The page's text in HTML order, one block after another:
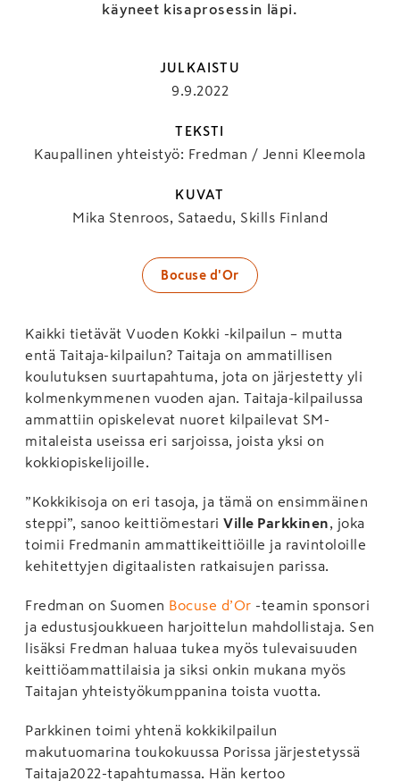
käyneet kisaprosessin läpi.
JULKAISTU
9.9.2022
TEKSTI
Kaupallinen yhteistyö: Fredman / Jenni Kleemola
KUVAT
Mika Stenroos, Sataedu, Skills Finland
Bocuse d'Or
Kaikki tietävät Vuoden Kokki -kilpailun – mutta
entä Taitaja-kilpailun? Taitaja on ammatillisen
koulutuksen suurtapahtuma, jota on järjestetty yli
kolmenkymmenen vuoden ajan. Taitaja-kilpailussa
ammattiin opiskelevat nuoret kilpailevat SM-
mitaleista useissa eri sarjoissa, joista yksi on
kokkiopiskelijoille.
”Kokkikisoja on eri tasoja, ja tämä on ensimmäinen
steppi”, sanoo keittiömestari Ville Parkkinen , joka
toimii Fredmanin ammattikeittiöille ja ravintoloille
kehitettyjen digitaalisten ratkaisujen parissa.
Fredman on Suomen Bocuse d’Or -teamin sponsori
ja edustusjoukkueen harjoittelun mahdollistaja. Sen
lisäksi Fredman haluaa tukea myös tulevaisuuden
keittiöammattilaisia ja siksi onkin mukana myös
Taitajan yhteistyökumppanina toista vuotta.
Parkkinen toimi yhtenä kokkikilpailun
makutuomarina toukokuussa Porissa järjestetyssä
Taitaja2022-tapahtumassa. Hän kertoo